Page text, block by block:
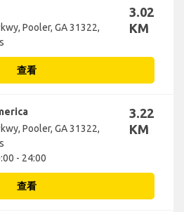
Pooler, GA 31322,
3.02
KM
查看
Pooler, GA 31322,
- 24:00
3.22
KM
查看